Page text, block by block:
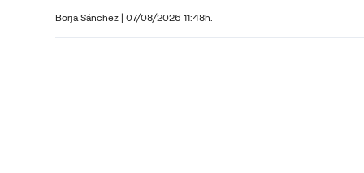
Borja Sánchez | 07/08/2026 11:48h.